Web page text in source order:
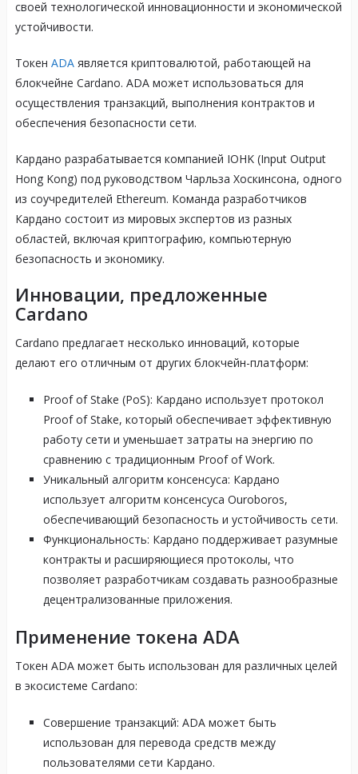
своей технологической инновационности и экономической
устойчивости.
Токен ADAявляется криптовалютой, работающей на
блокчейне Cardano. ADA может использоваться для
осуществления транзакций, выполнения контрактов и
обеспечения безопасности сети.
Кардано разрабатывается компанией IOHK (Input Output
Hong Kong) под руководством Чарльза Хоскинсона, одного
из соучредителей Ethereum. Команда разработчиков
Кардано состоит из мировых экспертов из разных
областей, включая криптографию, компьютерную
безопасность и экономику.
Инновации, предложенные
Cardano
Cardano предлагает несколько инноваций, которые
делают его отличным от других блокчейн-платформ:
Proof of Stake (PoS): Кардано использует протокол
Proof of Stake, который обеспечивает эффективную
работу сети и уменьшает затраты на энергию по
сравнению с традиционным Proof of Work.
Уникальный алгоритм консенсуса: Кардано
использует алгоритм консенсуса Ouroboros,
обеспечивающий безопасность и устойчивость сети.
Функциональность: Кардано поддерживает разумные
контракты и расширяющиеся протоколы, что
позволяет разработчикам создавать разнообразные
децентрализованные приложения.
Применение токена ADA
Токен ADA может быть использован для различных целей
в экосистеме Cardano:
Совершение транзакций: ADA может быть
использован для перевода средств между
пользователями сети Кардано.